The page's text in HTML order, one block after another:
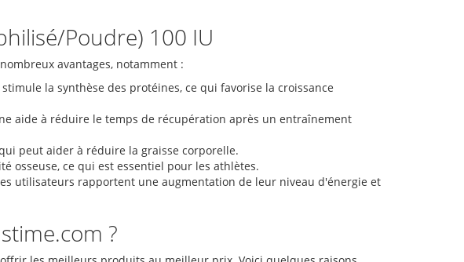
Poudre) 100 IU
avantages, notamment :
stimule la synthèse des protéines, ce qui favorise la croissance
aide à réduire le temps de récupération après un entraînement
peut aider à réduire la graisse corporelle.
osseuse, ce qui est essentiel pour les athlètes.
utilisateurs rapportent une augmentation de leur niveau d'énergie et
?